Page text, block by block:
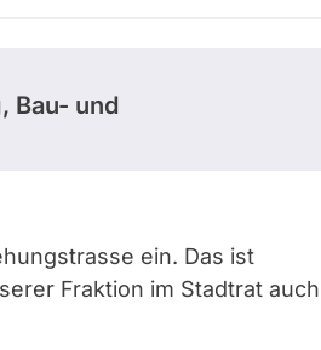
Bau- und
ein. Das ist
Fraktion im Stadtrat auch